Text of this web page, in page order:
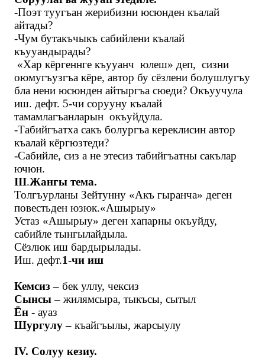
-Поэт туугъан жерибизни юсюнден къалай
айтады?
-Чум бутакъчыкъ сабийлени къалай
къууандырады?
«Хар кёргеннге къууанч юлеш» деп, сизни
оюмугъузгъа кёре, автор бу сёзлени болушлугъу
бла нени юсюнден айтыргъа сюеди? Окъуучула
иш. дефт. 5-чи сорууну къалай
тамамлагъанларын окъуйдула.
-Табийгъатха сакъ болургъа кереклисин автор
къалай кёргюзтеди?
-Сабийле, сиз а не этесиз табийгъатны сакълар
ючюн.
III.Жангы тема.
Толгъурланы Зейтунну «Акъ гыранча» деген
повестьден юзюк.«Ашырыу»
Устаз «Ашырыу» деген хапарны окъуйду,
сабийле тынгылайдыла.
Сёзлюк иш бардырылады.
Иш. дефт.1-чи иш
Кемсиз – бек уллу, чексиз
Сынсы – жилямсыра, тыкъсы, сытыл
Ён - ауаз
Шургулу – къайгъылы, жарсыулу
IV. Солуу кезиу.